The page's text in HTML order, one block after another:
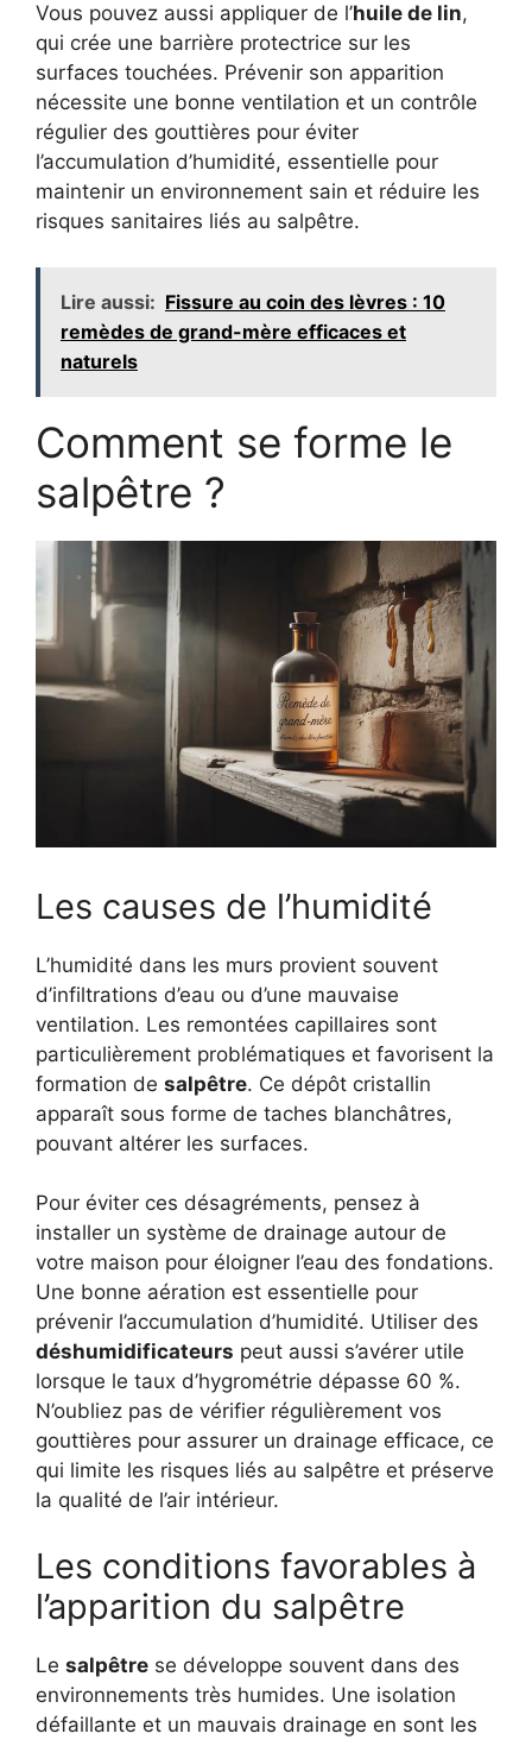
Vous pouvez aussi appliquer de l’huile de lin,
qui crée une barrière protectrice sur les
surfaces touchées. Prévenir son apparition
nécessite une bonne ventilation et un contrôle
régulier des gouttières pour éviter
l’accumulation d’humidité, essentielle pour
maintenir un environnement sain et réduire les
risques sanitaires liés au salpêtre.
Lire aussi: Fissure au coin des lèvres : 10
remèdes de grand-mère efficaces et
naturels
Comment se forme le
salpêtre ?
Les causes de l’humidité
L’humidité dans les murs provient souvent
d’infiltrations d’eau ou d’une mauvaise
ventilation. Les remontées capillaires sont
particulièrement problématiques et favorisent la
formation de salpêtre. Ce dépôt cristallin
apparaît sous forme de taches blanchâtres,
pouvant altérer les surfaces.
Pour éviter ces désagréments, pensez à
installer un système de drainage autour de
votre maison pour éloigner l’eau des fondations.
Une bonne aération est essentielle pour
prévenir l’accumulation d’humidité. Utiliser des
déshumidificateurs peut aussi s’avérer utile
lorsque le taux d’hygrométrie dépasse 60 %.
N’oubliez pas de vérifier régulièrement vos
gouttières pour assurer un drainage efficace, ce
qui limite les risques liés au salpêtre et préserve
la qualité de l’air intérieur.
Les conditions favorables à
l’apparition du salpêtre
Le salpêtre se développe souvent dans des
environnements très humides. Une isolation
défaillante et un mauvais drainage en sont les